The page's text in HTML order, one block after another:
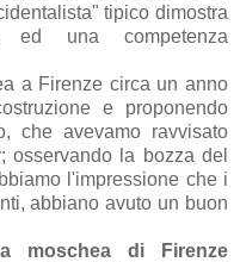
tipico dimostra
ed una competenza
a Firenze circa un anno
e proponendo
che avevamo ravvisato
osservando la bozza del
l'impressione che i
abbiano avuto un buon
la moschea di Firenze